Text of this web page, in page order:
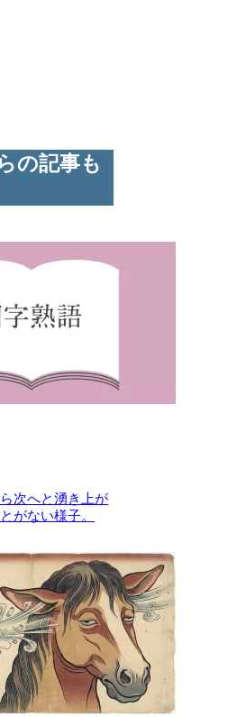
の記事も
次へと湧き上が
がない様子。